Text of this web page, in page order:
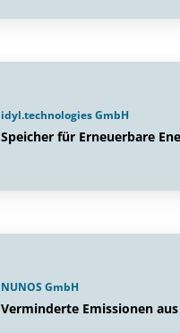
idyl.technologies GmbH
Speicher für Erneuerbare
NUNOS GmbH
Verminderte Emissionen